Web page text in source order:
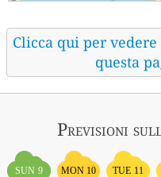
Clicca qui per
questa
Previsioni
SUN 9 MON 10 TUE 11